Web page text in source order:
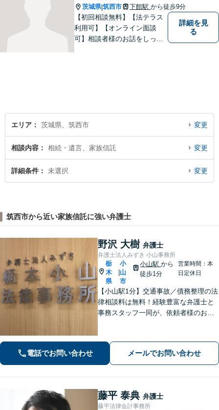
茨城県|筑西市 下館駅 から徒歩9分
【初回相談無料】【法テラス
利用可】【オンライン面談
可】相談者様のお話をしっか
詳細を見
る
エリア 茨城県、筑西市 変更
相談内容 相続・遺言、家族信託 変更
詳細条件 未選択 変更
筑西市から近い家族信託に強い弁護士
野沢 大樹 弁護士
弁護士法人みずき 小山事務所
栃
木
県
小
山
市
小山駅から
徒歩1分
営業時間：本
日定休日
【小山駅1分】交通事故／債務整理の法
律相談料は無料！経験豊富な弁護士と
事務スタッフ一同が、依頼者様のお悩
観点から解決策をご提案してまいりま
す。【休日・夜間対応】
電話でお問い合わせ メールでお問い合わせ
藤平 泰典 弁護士
藤平法律会計事務所